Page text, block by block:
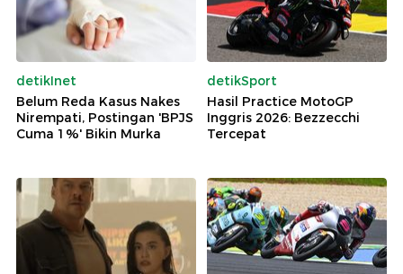
detikInet
Belum Reda Kasus Nakes
Nirempati, Postingan 'BPJS
Cuma 1%' Bikin Murka
detikSport
Hasil Practice MotoGP
Inggris 2026: Bezzecchi
Tercepat